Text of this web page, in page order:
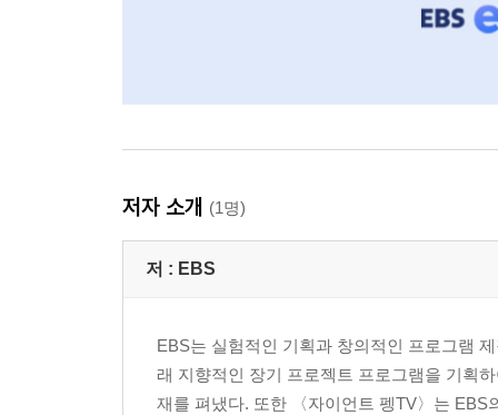
저자 소개 (1명)
저 : EBS
EBS는 실험적인 기획과 창의적인 프로그램
래 지향적인 장기 프로젝트 프로그램을 기획
재를 펴냈다. 또한 〈자이언트 펭TV〉는